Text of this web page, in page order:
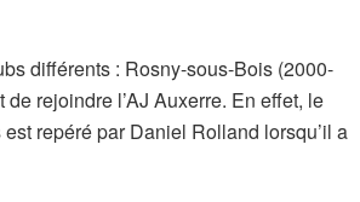
différents : Rosny-sous-Bois (2000-
rejoindre l’AJ Auxerre. En effet, le
repéré par Daniel Rolland lorsqu’il a